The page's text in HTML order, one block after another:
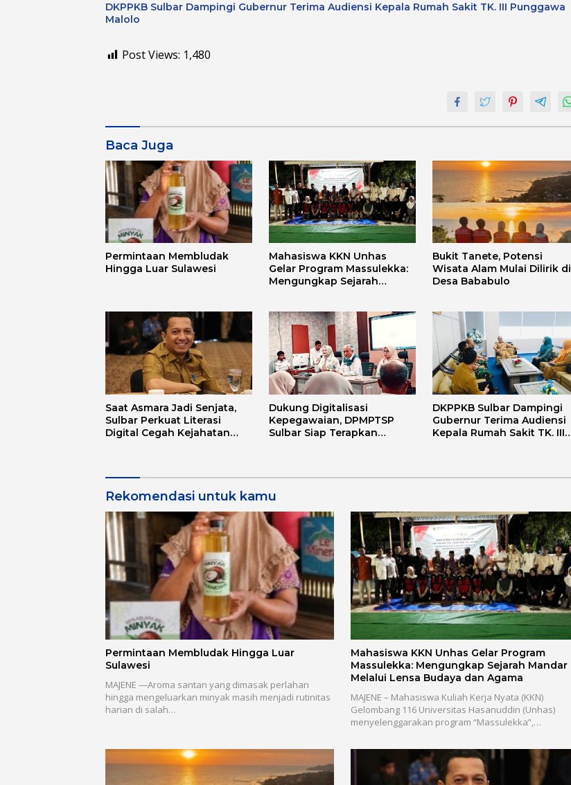
DKPPKB Sulbar Dampingi Gubernur Terima Audiensi Kepala Rumah Sakit TK. III Punggawa
Malolo
Post Views: 1,480
Baca Juga
Permintaan Membludak
Hingga Luar Sulawesi
Mahasiswa KKN Unhas
Gelar Program Massulekka:
Mengungkap Sejarah
Bukit Tanete, Potensi
Wisata Alam Mulai Dilirik di
Desa Bababulo
Saat Asmara Jadi Senjata,
Sulbar Perkuat Literasi
Digital Cegah Kejahatan
Dukung Digitalisasi
Kepegawaian, DPMPTSP
Sulbar Siap Terapkan
DKPPKB Sulbar Dampingi
Gubernur Terima Audiensi
Kepala Rumah Sakit TK. III
Rekomendasi untuk kamu
Permintaan Membludak Hingga Luar
Sulawesi
MAJENE —Aroma santan yang dimasak perlahan
hingga mengeluarkan minyak masih menjadi rutinitas
harian di salah…
Mahasiswa KKN Unhas Gelar Program
Massulekka: Mengungkap Sejarah Mandar
Melalui Lensa Budaya dan Agama
MAJENE – Mahasiswa Kuliah Kerja Nyata (KKN)
Gelombang 116 Universitas Hasanuddin (Unhas)
menyelenggarakan program “Massulekka”,…